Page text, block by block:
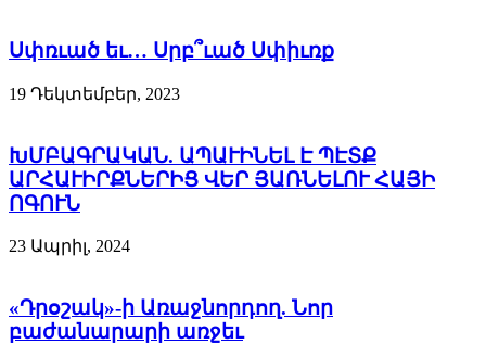
Սփռւած եւ… Սրբ՞ւած Սփիւռք
19 Դեկտեմբեր, 2023
ԽՄԲԱԳՐԱԿԱՆ. ԱՊԱՒԻՆԵԼ Է ՊԷՏՔ
ԱՐՀԱՒԻՐՔՆԵՐԻՑ ՎԵՐ ՅԱՌՆԵԼՈՒ ՀԱՅԻ
ՈԳՈՒՆ
23 Ապրիլ, 2024
«Դրօշակ»-ի Առաջնորդող. Նոր
բաժանարարի առջեւ